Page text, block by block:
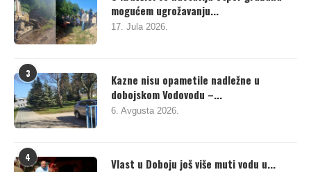
mogućem ugrožavanju...
17. Jula 2026.
3
Kazne nisu opametile nadležne u
dobojskom Vodovodu –...
6. Avgusta 2026.
4 Vlast u Doboju još više muti vodu u...